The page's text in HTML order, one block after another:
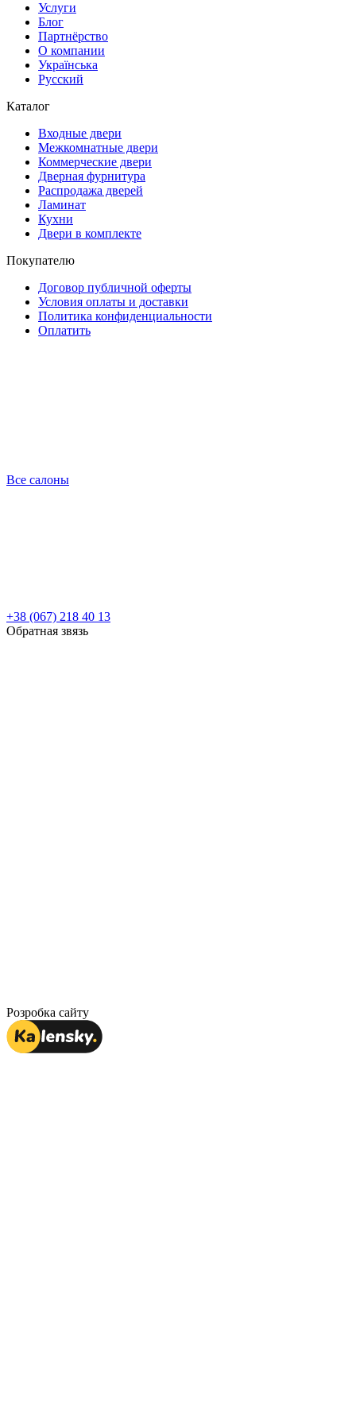
Услуги
Блог
Партнёрство
О компании
Українська
Русский
Каталог
Входные двери
Межкомнатные двери
Коммерческие двери
Дверная фурнитура
Распродажа дверей
Ламинат
Кухни
Двери в комплекте
Покупателю
Договор публичной оферты
Условия оплаты и доставки
Политика конфиденциальности
Оплатить
Все салоны
+38 (067) 218 40 13
Обратная звязь
Розробка сайту